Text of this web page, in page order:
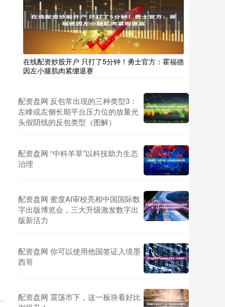
在线配资炒股开户 只打了5分钟！勇士官方：霍福德
因左小腿肌肉紧绷退赛
配资盘网 反包常出现的三种类型3：
左峰或左侧长期平台压力位的放量光
头假阴线的反包类型（图解）
配资盘网 “中科羊草”以科技助力生态
治理
配资盘网 蜜度AI审校亮相中国国际数
字出版博览会，三大升级激发数字出
版新活力
配资盘网 你可以使用他国签证入境墨
西哥
配资盘网 震荡市下，这一板块看好比